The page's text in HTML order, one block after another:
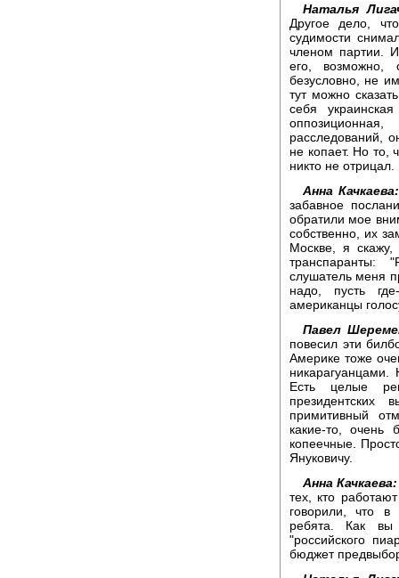
Наталья
Другое дело,
судимости
членом партии. И
его, возможно,
безусловно, не
тут можно
себя
расследований,
не копает. Но то,
никто не отрицал.
Анна Качкаева:
забавное
обратили мое
собственно, их
Москве, я
транспаранты:
слушатель меня
надо, пусть
американцы
Павел
повесил эти
Америке тоже
Есть целые
примитивный
какие-то, очень
копеечные.
Януковичу.
Анна Качкаева:
тех, кто
говорили, что в
ребята. Как вы
"российского
бюджет